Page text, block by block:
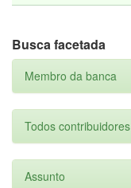
Busca facetada
Membro da banca
Todos contribuidores
Assunto